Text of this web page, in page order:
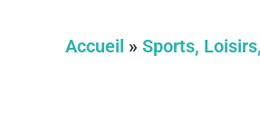
Accueil » Sports,